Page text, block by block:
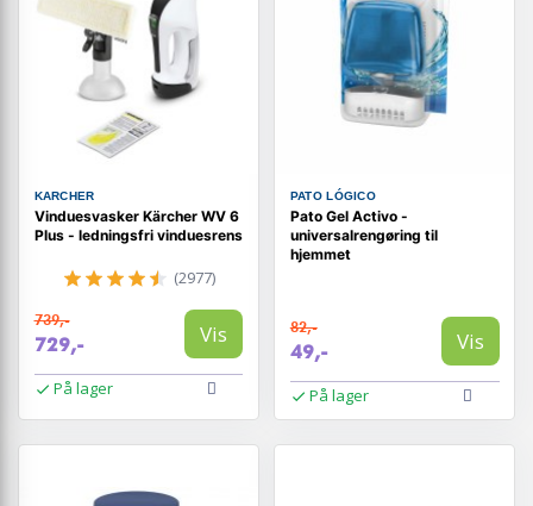
KARCHER
Vinduesvasker Kärcher WV 6
Plus - ledningsfri vinduesrens
(2977)
739,-
729,- Vis
På lager
PATO LÓGICO
Pato Gel Activo -
universalrengøring til
hjemmet
82,-
49,- Vis
På lager